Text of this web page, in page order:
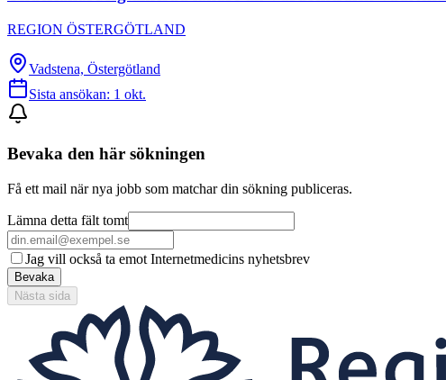
REGION ÖSTERGÖTLAND
Vadstena, Östergötland
Sista ansökan: 1 okt.
Bevaka den här sökningen
Få ett mail när nya jobb som matchar din sökning publiceras.
Lämna detta fält tomt
Jag vill också ta emot Internetmedicins nyhetsbrev
Bevaka
Nästa sida